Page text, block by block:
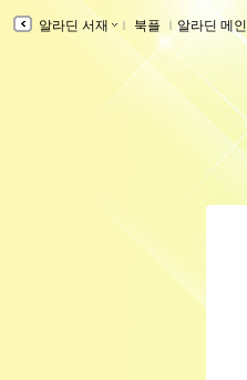
알라딘 서재 ｌ 북플 ｌ알라딘 메인